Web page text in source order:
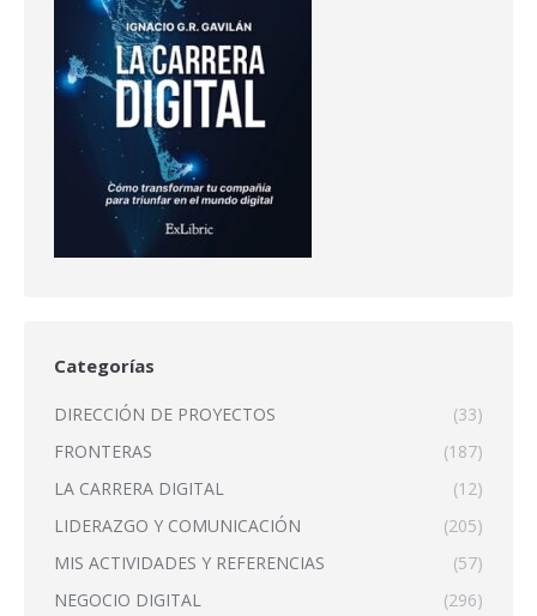
Categorías
DIRECCIÓN DE PROYECTOS
(33)
FRONTERAS
(187)
LA CARRERA DIGITAL
(12)
LIDERAZGO Y COMUNICACIÓN
(205)
MIS ACTIVIDADES Y REFERENCIAS
(57)
NEGOCIO DIGITAL
(296)